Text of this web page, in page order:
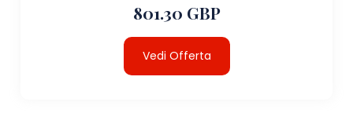
801.30 GBP
Vedi Offerta